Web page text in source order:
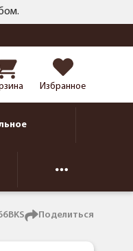
Избранное
Поделиться